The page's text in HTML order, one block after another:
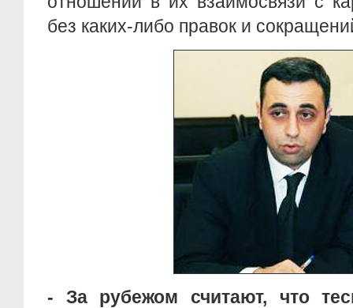
без каких-либо правок и
- За рубежом считают, что